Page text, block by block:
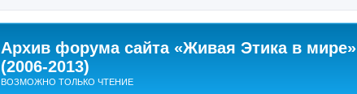
Архив форума сайта «Живая Этика в мире»
(2006-2013)
ВОЗМОЖНО ТОЛЬКО ЧТЕНИЕ